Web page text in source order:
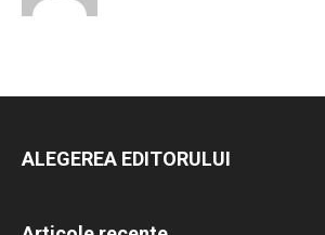
ALEGEREA EDITORULUI